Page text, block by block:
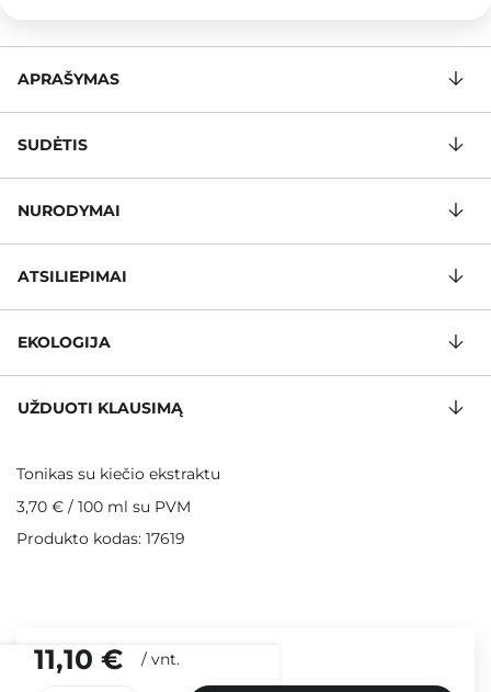
11,10 € / vnt.
APRAŠYMAS
SUDĖTIS
NURODYMAI
ATSILIEPIMAI
EKOLOGIJA
UŽDUOTI KLAUSIMĄ
Tonikas su kiečio ekstraktu
3,70 € / 100 ml su PVM
Produkto kodas: 17619